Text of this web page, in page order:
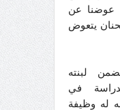
عوضنا عن
يتعوض
لبنته
في
له وظيفة